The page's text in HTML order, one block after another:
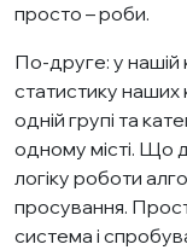
просто – роби.
По-друге: у нашій
статистику наших
одній групі та
одному місті. Що
логіку роботи
просування.
система і